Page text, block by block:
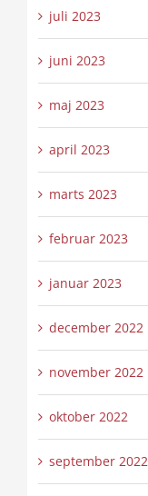
juli 2023
juni 2023
maj 2023
april 2023
marts 2023
februar 2023
januar 2023
december 2022
november 2022
oktober 2022
september 2022